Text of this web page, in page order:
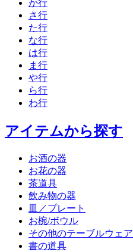
か行
さ行
た行
な行
は行
ま行
や行
ら行
わ行
アイテムから探す
お酒の器
お花の器
茶道具
飲み物の器
皿／プレート
お椀/ボウル
その他のテーブルウェア
書の道具